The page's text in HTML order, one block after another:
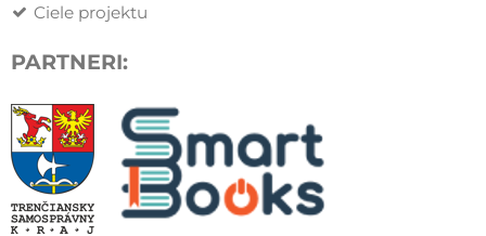
Ciele projektu
PARTNERI: